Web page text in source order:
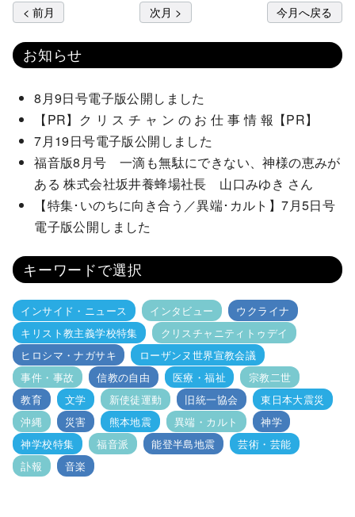
< 前月 次月 > 今月へ戻る
お知らせ
8月9日号電子版公開しました
【PR】ク リ ス チ ャ ン の お 仕 事 情 報【PR】
7月19日号電子版公開しました
福音版8月号 一滴も無駄にできない、神様の恵みが
ある 株式会社坂井養蜂場社長 山口みゆき さん
【特集･いのちに向き合う／異端･カルト】7月5日号
電子版公開しました
キーワードで選択
インサイド・ニュース インタビュー
ウクライナ
キリスト教主義学校特集
クリスチャニティトゥデイ
ヒロシマ・ナガサキ
ローザンヌ世界宣教会議
事件・事故
信教の自由 医療・福祉
宗教二世
教育
文学 新使徒運動 旧統一協会
東日本大震災
沖縄
災害 熊本地震 異端・カルト
神学
神学校特集
福音派 能登半島地震
芸術・芸能
訃報
音楽